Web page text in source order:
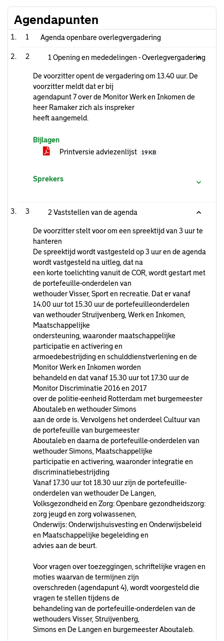
Agendapunten
1 Agenda openbare overlegvergadering
2 1 Opening en mededelingen - Overlegvergadering
De voorzitter opent de vergadering om 13.40 uur. De
voorzitter meldt dat er bij
agendapunt 7 over de Monitor Werk en Inkomen de
heer Ramaker zich als inspreker
heeft aangemeld.
Bijlagen
Printversie adviezenlijst
19 KB
Sprekers
3 2 Vaststellen van de agenda
De voorzitter stelt voor om een spreektijd van 3 uur te
hanteren
De spreektijd wordt vastgesteld op 3 uur en de agenda
wordt vastgesteld na uitleg, dat na
een korte toelichting vanuit de COR, wordt gestart met
de portefeuille-onderdelen van
wethouder Visser, Sport en recreatie. Dat er vanaf
14.00 uur tot 15.30 uur de portefeuilleonderdelen
van wethouder Struijvenberg, Werk en Inkomen,
Maatschappelijke
ondersteuning, waaronder maatschappelijke
participatie en activering en
armoedebestrijding en schulddienstverlening en de
Monitor Werk en Inkomen worden
behandeld en dat vanaf 15.30 uur tot 17.30 uur de
Monitor Discriminatie 2016 en 2017
over de politie-eenheid Rotterdam met burgemeester
Aboutaleb en wethouder Simons
aan de orde is. Vervolgens het onderdeel Cultuur van
de portefeuille van burgemeester
Aboutaleb en daarna de portefeuille-onderdelen van
wethouder Simons, Maatschappelijke
participatie en activering, waaronder integratie en
discriminatiebestrijding
Vanaf 17.30 uur tot 18.30 uur zijn de portefeuille-
onderdelen van wethouder De Langen,
Volksgezondheid en Zorg: Openbare gezondheidszorg:
zorg jeugd en zorg volwassenen,
Onderwijs: Onderwijshuisvesting en Onderwijsbeleid
en Maatschappelijke begeleiding en
advies aan de beurt.
Voor vragen over toezeggingen, schriftelijke vragen en
moties waarvan de termijnen zijn
overschreden (agendapunt 4), wordt voorgesteld die
vragen te stellen tijdens de
behandeling van de portefeuille-onderdelen van de
wethouders Visser, Struijvenberg,
Simons en De Langen en burgemeester Aboutaleb.